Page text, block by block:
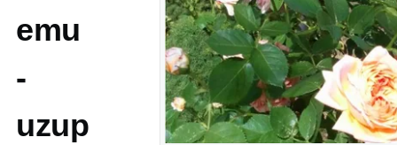
emu
-
uzup